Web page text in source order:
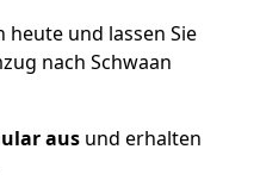
heute und lassen Sie
nach Schwaan
aus und erhalten